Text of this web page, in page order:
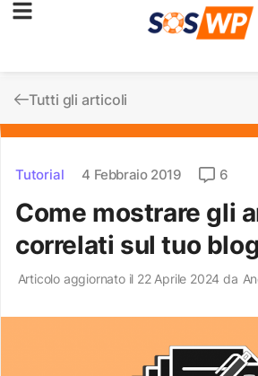
Tutti gli articoli
Tutorial 4 Febbraio 2019 6
Come mostrare gli
correlati sul tuo blog
Articolo aggiornato il 22 Aprile 2024 da